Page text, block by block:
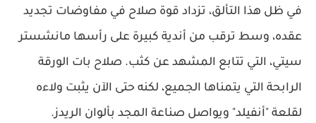
في ظل هذا التألق، تزداد قوة صلاح في مفاوضات تجديد
عقده، وسط ترقب من أندية كبيرة على رأسها مانشستر
سيتي، التي تتابع المشهد عن كثب. صلاح بات الورقة
الرابحة التي يتمناها الجميع، لكنه حتى الآن يثبت ولاءه
لقلعة "أنفيلد" ويواصل صناعة المجد بألوان الريدز.